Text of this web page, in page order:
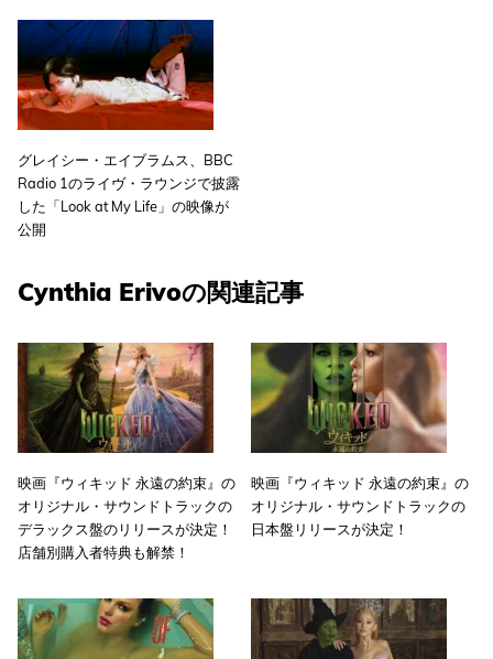
グレイシー・エイブラムス、BBC
Radio 1のライヴ・ラウンジで披露
した「Look at My Life」の映像が
公開
Cynthia Erivoの関連記事
映画『ウィキッド 永遠の約束』の
オリジナル・サウンドトラックの
デラックス盤のリリースが決定！
店舗別購入者特典も解禁！
映画『ウィキッド 永遠の約束』の
オリジナル・サウンドトラックの
日本盤リリースが決定！